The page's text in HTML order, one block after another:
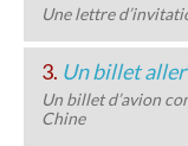
Une lettre
3. Un billet
Un billet d’avion
Chine